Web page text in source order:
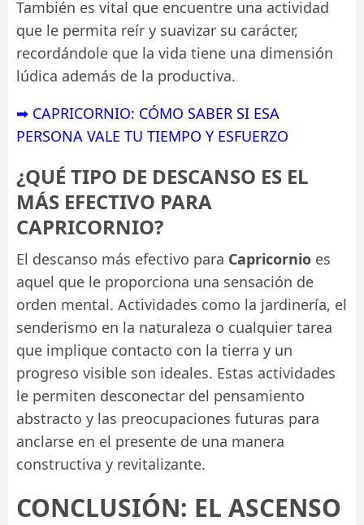
También es vital que encuentre una actividad
que le permita reír y suavizar su carácter,
recordándole que la vida tiene una dimensión
lúdica además de la productiva.
➡ CAPRICORNIO: CÓMO SABER SI ESA
PERSONA VALE TU TIEMPO Y ESFUERZO
¿QUÉ TIPO DE DESCANSO ES EL
MÁS EFECTIVO PARA
CAPRICORNIO?
El descanso más efectivo para Capricornio es
aquel que le proporciona una sensación de
orden mental. Actividades como la jardinería, el
senderismo en la naturaleza o cualquier tarea
que implique contacto con la tierra y un
progreso visible son ideales. Estas actividades
le permiten desconectar del pensamiento
abstracto y las preocupaciones futuras para
anclarse en el presente de una manera
constructiva y revitalizante.
CONCLUSIÓN: EL ASCENSO